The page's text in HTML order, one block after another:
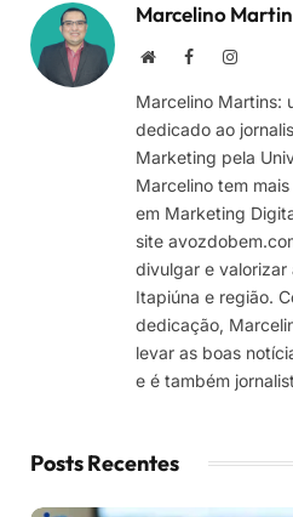
Marcelino
Site Facebook
Marcelino Martins:
dedicado ao
Marketing pela
Marcelino tem
em Marketing
site
divulgar e valorizar
Itapiúna e região.
dedicação,
levar as boas
e é também
Posts Recentes